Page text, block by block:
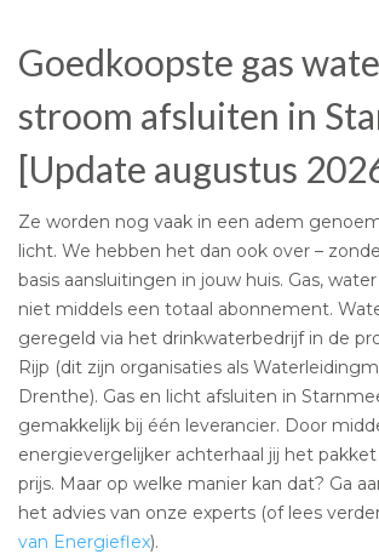
Goedkoopste gas
stroom afsluiten in
[Update augustus
Ze worden nog vaak in een adem
licht. We hebben het dan ook over –
basis aansluitingen in jouw huis. Gas,
niet middels een totaal abonnement.
geregeld via het drinkwaterbedrijf in de
Rijp (dit zijn organisaties als
Drenthe). Gas en licht afsluiten in
gemakkelijk bij één leverancier. Door
energievergelijker achterhaal jij het
prijs. Maar op welke manier kan dat? Ga
het advies van onze experts (of lees
van Energieflex).